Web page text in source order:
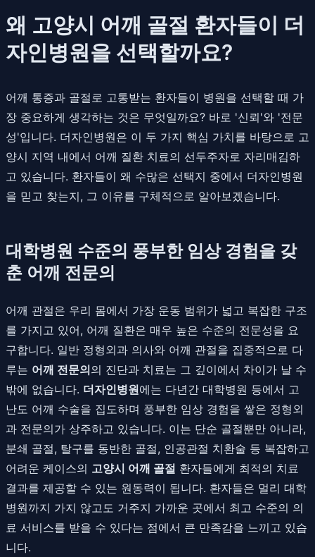
왜 고양시 어깨 골절 환자들이 더
자인병원을 선택할까요?
어깨 통증과 골절로 고통받는 환자들이 병원을 선택할 때 가
장 중요하게 생각하는 것은 무엇일까요? 바로 '신뢰'와 '전문
성'입니다. 더자인병원은 이 두 가지 핵심 가치를 바탕으로 고
양시 지역 내에서 어깨 질환 치료의 선두주자로 자리매김하
고 있습니다. 환자들이 왜 수많은 선택지 중에서 더자인병원
을 믿고 찾는지, 그 이유를 구체적으로 알아보겠습니다.
대학병원 수준의 풍부한 임상 경험을 갖
춘 어깨 전문의
어깨 관절은 우리 몸에서 가장 운동 범위가 넓고 복잡한 구조
를 가지고 있어, 어깨 질환은 매우 높은 수준의 전문성을 요
구합니다. 일반 정형외과 의사와 어깨 관절을 집중적으로 다
루는 어깨 전문의의 진단과 치료는 그 깊이에서 차이가 날 수
밖에 없습니다. 더자인병원에는 다년간 대학병원 등에서 고
난도 어깨 수술을 집도하며 풍부한 임상 경험을 쌓은 정형외
과 전문의가 상주하고 있습니다. 이는 단순 골절뿐만 아니라,
분쇄 골절, 탈구를 동반한 골절, 인공관절 치환술 등 복잡하고
어려운 케이스의 고양시 어깨 골절 환자들에게 최적의 치료
결과를 제공할 수 있는 원동력이 됩니다. 환자들은 멀리 대학
병원까지 가지 않고도 거주지 가까운 곳에서 최고 수준의 의
료 서비스를 받을 수 있다는 점에서 큰 만족감을 느끼고 있습
니다.